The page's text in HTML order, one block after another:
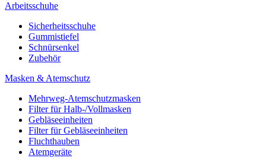
Arbeitsschuhe
Sicherheitsschuhe
Gummistiefel
Schnürsenkel
Zubehör
Masken & Atemschutz
Mehrweg-Atemschutzmasken
Filter für Halb-/Vollmasken
Gebläseeinheiten
Filter für Gebläseeinheiten
Fluchthauben
Atemgeräte